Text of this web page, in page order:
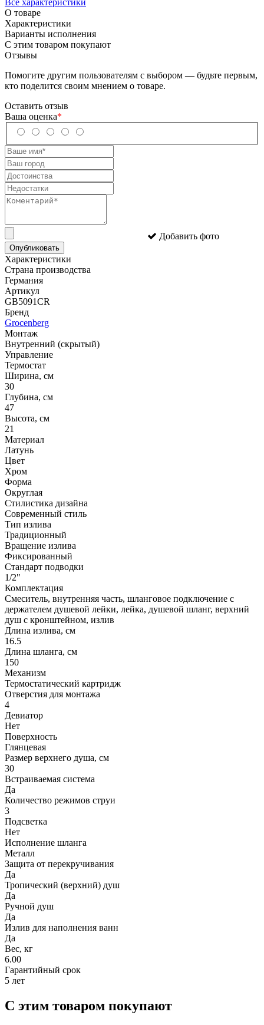
О товаре
Характеристики
Варианты исполнения
С этим товаром покупают
Отзывы
Помогите другим пользователям с выбором — будьте первым,
кто поделится своим мнением о товаре.
Оставить отзыв
Ваша оценка*
Добавить фото
Опубликовать
Характеристики
Страна производства
Германия
Артикул
GB5091CR
Бренд
Grocenberg
Монтаж
Внутренний (скрытый)
Управление
Термостат
Ширина, см
30
Глубина, см
47
Высота, см
21
Материал
Латунь
Цвет
Хром
Форма
Округлая
Стилистика дизайна
Современный стиль
Тип излива
Традиционный
Вращение излива
Фиксированный
Стандарт подводки
1/2"
Комплектация
Смеситель, внутренняя часть, шланговое подключение с
держателем душевой лейки, лейка, душевой шланг, верхний
душ с кронштейном, излив
Длина излива, см
16.5
Длина шланга, см
150
Механизм
Термостатический картридж
Отверстия для монтажа
4
Девиатор
Нет
Поверхность
Глянцевая
Размер верхнего душа, см
30
Встраиваемая система
Да
Количество режимов струи
3
Подсветка
Нет
Исполнение шланга
Металл
Защита от перекручивания
Да
Тропический (верхний) душ
Да
Ручной душ
Да
Излив для наполнения ванн
Да
Вес, кг
6.00
Гарантийный срок
5 лет
С этим товаром покупают